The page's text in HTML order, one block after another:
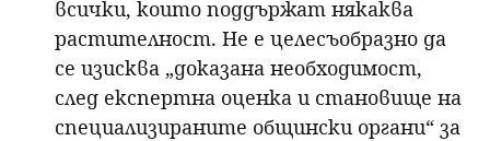
всички, които поддържат някаква
растителност. Не е целесъобразно да
се изисква „доказана необходимост,
след експертна оценка и становище на
специализираните общински органи“ за